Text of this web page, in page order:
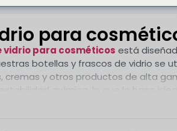
para
vidrio para cosméticos está
botellas y frascos de vidrio se
cremas y otros productos de alta
química, lo que lo hace